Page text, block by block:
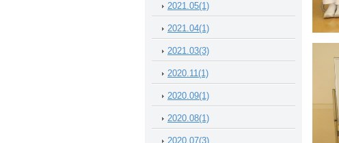
2021.05(1)
2021.04(1)
2021.03(3)
2020.11(1)
2020.09(1)
2020.08(1)
2020.07(3)